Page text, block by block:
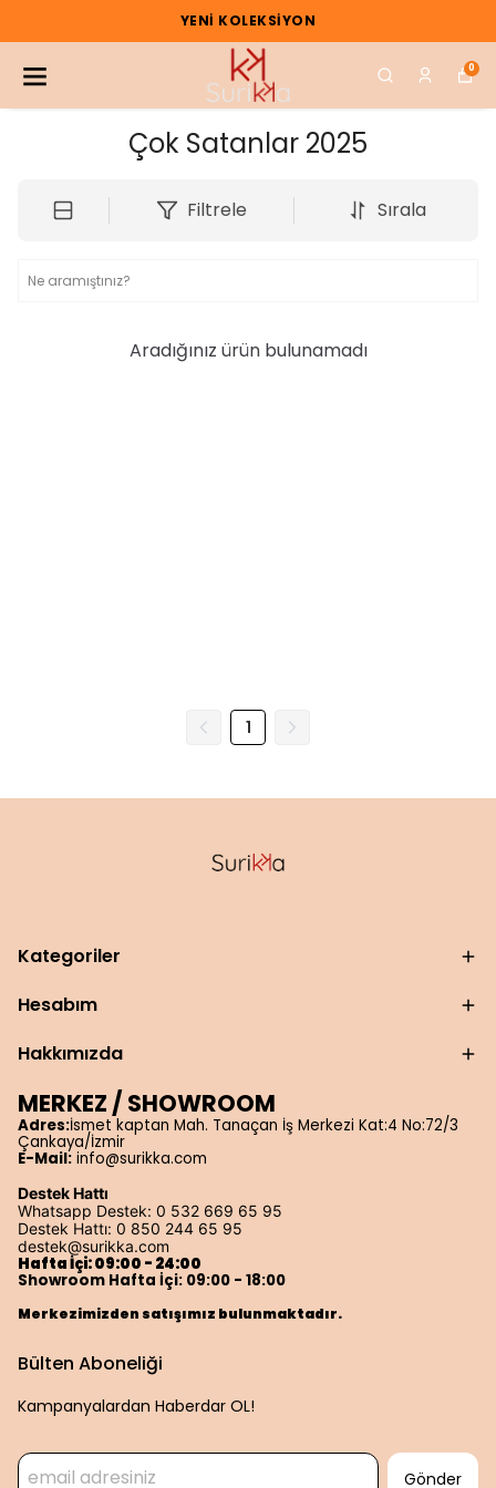
YENI KOLEKSIYON
0
Çok Satanlar 2025
Filtrele Sırala
Aradığınız ürün bulunamadı
1
Kategoriler
Hesabım
Hakkımızda
MERKEZ / SHOWROOM
Adres:İsmet kaptan Mah. Tanaçan İş Merkezi Kat:4 No:72/3
Çankaya/İzmir
E-Mail: info@surikka.com
Destek Hattı
Whatsapp Destek: 0 532 669 65 95
Destek Hattı: 0 850 244 65 95
destek@surikka.com
Hafta İçi: 09:00 - 24:00
Showroom Hafta İçi: 09:00 - 18:00
Merkezimizden satışımız bulunmaktadır.
Bülten Aboneliği
Kampanyalardan Haberdar OL!
Gönder